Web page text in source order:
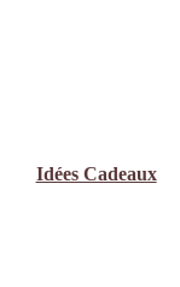
Idées Cadeaux